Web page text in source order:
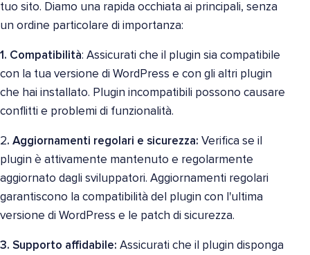
tuo sito. Diamo una rapida occhiata ai principali, senza
un ordine particolare di importanza:
1. Compatibilità: Assicurati che il plugin sia compatibile
con la tua versione di WordPress e con gli altri plugin
che hai installato. Plugin incompatibili possono causare
conflitti e problemi di funzionalità.
2. Aggiornamenti regolari e sicurezza: Verifica se il
plugin è attivamente mantenuto e regolarmente
aggiornato dagli sviluppatori. Aggiornamenti regolari
garantiscono la compatibilità del plugin con l'ultima
versione di WordPress e le patch di sicurezza.
3. Supporto affidabile: Assicurati che il plugin disponga